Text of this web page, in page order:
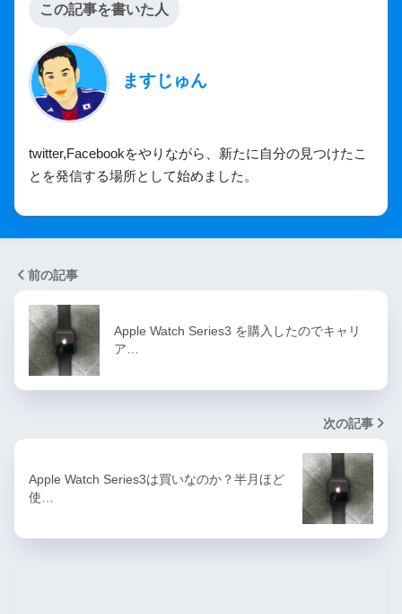
この記事を書いた人
ますじゅん
twitter,Facebookをやりながら、新たに自分の見つけたこ
とを発信する場所として始めました。
前の記事
Apple Watch Series3 を購入したのでキャリ
ア…
次の記事
Apple Watch Series3は買いなのか？半月ほど
使…